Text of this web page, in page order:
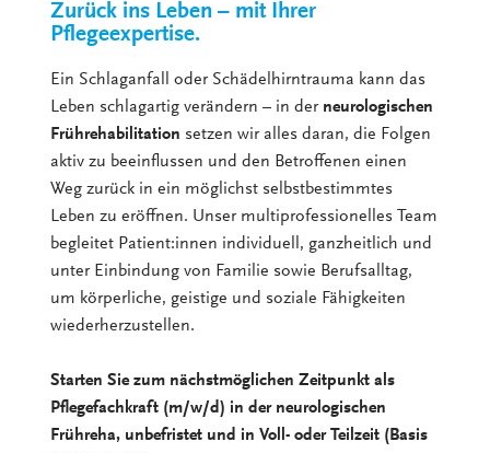
Zurück ins Leben – mit Ihrer
Pflegeexpertise.
Ein Schlaganfall oder Schädelhirntrauma kann das
Leben schlagartig verändern – in der neurologischen
Frührehabilitation setzen wir alles daran, die Folgen
aktiv zu beeinflussen und den Betroffenen einen
Weg zurück in ein möglichst selbstbestimmtes
Leben zu eröffnen. Unser multiprofessionelles Team
begleitet Patient:innen individuell, ganzheitlich und
unter Einbindung von Familie sowie Berufsalltag,
um körperliche, geistige und soziale Fähigkeiten
wiederherzustellen.
Starten Sie zum nächstmöglichen Zeitpunkt als
Pflegefachkraft (m/w/d) in der neurologischen
Frühreha, unbefristet und in Voll- oder Teilzeit (Basis